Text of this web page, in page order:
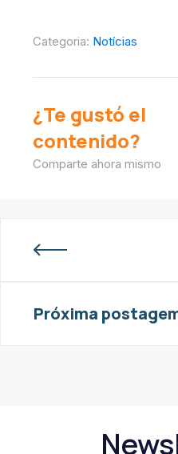
Categoria: Notícias
¿Te gustó el
contenido?
Comparte ahora mismo
Próxima